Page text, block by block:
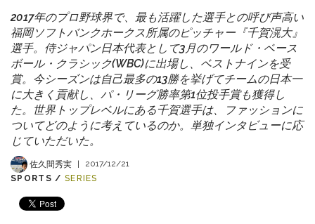
2017年のプロ野球界で、最も活躍した選手との呼び声高い
福岡ソフトバンクホークス所属のピッチャー『千賀滉大』
選手。侍ジャパン日本代表として3月のワールド・ベース
ボール・クラシック(WBC)に出場し、ベストナインを受
賞。今シーズンは自己最多の13勝を挙げてチームの日本一
に大きく貢献し、パ・リーグ勝率第1位投手賞も獲得し
た。世界トップレベルにある千賀選手は、ファッションに
ついてどのように考えているのか。単独インタビューに応
じていただいた。
佐久間秀実 |
2017/12/21
SPORTS / SERIES